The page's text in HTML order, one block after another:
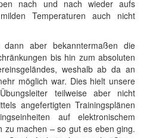
nach und nach wieder aufs
Temperaturen auch nicht
aber bekanntermaßen die
bis hin zum absoluten
weshalb ab da an
möglich war. Dies hielt unsere
teilweise aber nicht
angefertigten Trainingsplänen
auf elektronischem
zu machen – so gut es eben ging.